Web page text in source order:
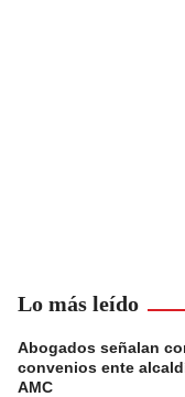
Lo más leído
Abogados señalan
convenios ente
AMC